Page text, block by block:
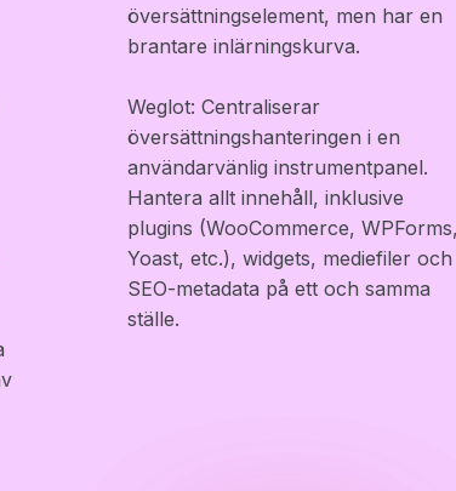
översättningselement, men har en
brantare inlärningskurva.
Weglot: Centraliserar
översättningshanteringen i en
användarvänlig instrumentpanel.
Hantera allt innehåll, inklusive
plugins (WooCommerce, WPForms,
Yoast, etc.), widgets, mediefiler och
SEO-metadata på ett och samma
ställe.